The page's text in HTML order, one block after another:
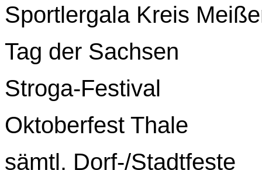
Sportlergala Kreis
Tag der Sachsen
Stroga-Festival
Oktoberfest Thale
sämtl. Dorf-/Stadtfeste